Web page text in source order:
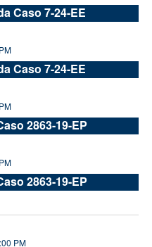
Caso 7-24-EE
Caso 7-24-EE
2863-19-EP
2863-19-EP
PM